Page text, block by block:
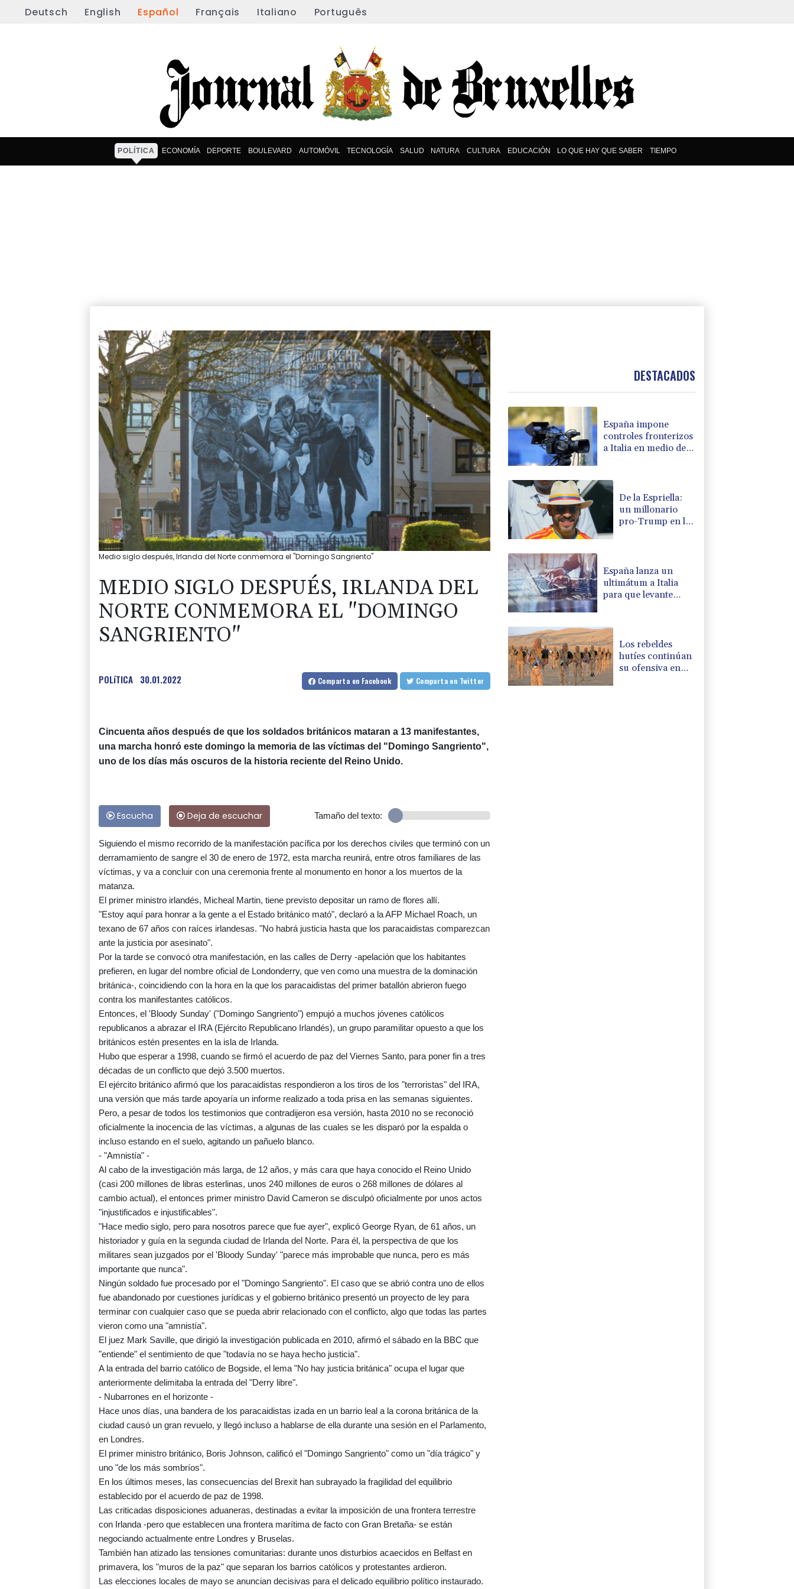
Deutsch English Español Français Italiano Português
POLÍTICA ECONOMÍA DEPORTE BOULEVARD AUTOMÓVIL TECNOLOGÍA SALUD NATURA CULTURA EDUCACIÓN LO QUE HAY QUE SABER TIEMPO
Medio siglo después, Irlanda del Norte conmemora el "Domingo Sangriento"
MEDIO SIGLO DESPUÉS, IRLANDA DEL
NORTE CONMEMORA EL "DOMINGO
SANGRIENTO"
POLíTICA 30.01.2022 Comparta en Facebook Comparta en Twitter
Cincuenta años después de que los soldados británicos mataran a 13 manifestantes,
una marcha honró este domingo la memoria de las víctimas del "Domingo Sangriento",
uno de los días más oscuros de la historia reciente del Reino Unido.
Escucha Deja de escuchar Tamaño del texto:
Siguiendo el mismo recorrido de la manifestación pacífica por los derechos civiles que terminó con un
derramamiento de sangre el 30 de enero de 1972, esta marcha reunirá, entre otros familiares de las
víctimas, y va a concluir con una ceremonia frente al monumento en honor a los muertos de la
matanza.
El primer ministro irlandés, Micheal Martin, tiene previsto depositar un ramo de flores allí.
"Estoy aquí para honrar a la gente a el Estado británico mató", declaró a la AFP Michael Roach, un
texano de 67 años con raíces irlandesas. "No habrá justicia hasta que los paracaidistas comparezcan
ante la justicia por asesinato".
Por la tarde se convocó otra manifestación, en las calles de Derry -apelación que los habitantes
prefieren, en lugar del nombre oficial de Londonderry, que ven como una muestra de la dominación
británica-, coincidiendo con la hora en la que los paracaidistas del primer batallón abrieron fuego
contra los manifestantes católicos.
Entonces, el 'Bloody Sunday' ("Domingo Sangriento") empujó a muchos jóvenes católicos
republicanos a abrazar el IRA (Ejército Republicano Irlandés), un grupo paramilitar opuesto a que los
británicos estén presentes en la isla de Irlanda.
Hubo que esperar a 1998, cuando se firmó el acuerdo de paz del Viernes Santo, para poner fin a tres
décadas de un conflicto que dejó 3.500 muertos.
El ejército británico afirmó que los paracaidistas respondieron a los tiros de los "terroristas" del IRA,
una versión que más tarde apoyaría un informe realizado a toda prisa en las semanas siguientes.
Pero, a pesar de todos los testimonios que contradijeron esa versión, hasta 2010 no se reconoció
oficialmente la inocencia de las víctimas, a algunas de las cuales se les disparó por la espalda o
incluso estando en el suelo, agitando un pañuelo blanco.
- "Amnistía" -
Al cabo de la investigación más larga, de 12 años, y más cara que haya conocido el Reino Unido
(casi 200 millones de libras esterlinas, unos 240 millones de euros o 268 millones de dólares al
cambio actual), el entonces primer ministro David Cameron se disculpó oficialmente por unos actos
"injustificados e injustificables".
"Hace medio siglo, pero para nosotros parece que fue ayer", explicó George Ryan, de 61 años, un
historiador y guía en la segunda ciudad de Irlanda del Norte. Para él, la perspectiva de que los
militares sean juzgados por el 'Bloody Sunday' "parece más improbable que nunca, pero es más
importante que nunca".
Ningún soldado fue procesado por el "Domingo Sangriento". El caso que se abrió contra uno de ellos
fue abandonado por cuestiones jurídicas y el gobierno británico presentó un proyecto de ley para
terminar con cualquier caso que se pueda abrir relacionado con el conflicto, algo que todas las partes
vieron como una "amnistía".
El juez Mark Saville, que dirigió la investigación publicada en 2010, afirmó el sábado en la BBC que
"entiende" el sentimiento de que "todavía no se haya hecho justicia".
A la entrada del barrio católico de Bogside, el lema "No hay justicia británica" ocupa el lugar que
anteriormente delimitaba la entrada del "Derry libre".
- Nubarrones en el horizonte -
Hace unos días, una bandera de los paracaidistas izada en un barrio leal a la corona británica de la
ciudad causó un gran revuelo, y llegó incluso a hablarse de ella durante una sesión en el Parlamento,
en Londres.
El primer ministro británico, Boris Johnson, calificó el "Domingo Sangriento" como un "día trágico" y
uno "de los más sombríos".
En los últimos meses, las consecuencias del Brexit han subrayado la fragilidad del equilibrio
establecido por el acuerdo de paz de 1998.
Las criticadas disposiciones aduaneras, destinadas a evitar la imposición de una frontera terrestre
con Irlanda -pero que establecen una frontera marítima de facto con Gran Bretaña- se están
negociando actualmente entre Londres y Bruselas.
También han atizado las tensiones comunitarias: durante unos disturbios acaecidos en Belfast en
primavera, los "muros de la paz" que separan los barrios católicos y protestantes ardieron.
Las elecciones locales de mayo se anuncian decisivas para el delicado equilibrio político instaurado.
DESTACADOS
España impone
controles fronterizos
a Italia en medio de
De la Espriella:
un millonario
pro-Trump en la
España lanza un
ultimátum a Italia
para que levante
Los rebeldes
hutíes continúan
su ofensiva en